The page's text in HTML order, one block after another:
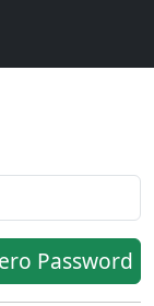
Password